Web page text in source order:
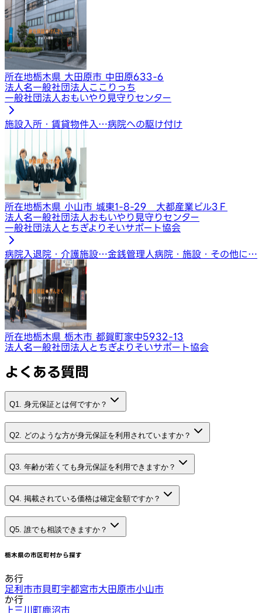
所在地栃木県 大田原市 中田原633-6
法人名一般社団法人ここりっち
一般社団法人おもいやり見守りセンター
施設入所・賃貸物件入…病院への駆け付け
所在地栃木県 小山市 城東1-8-29 大都産業ビル3Ｆ
法人名一般社団法人おもいやり見守りセンター
一般社団法人とちぎよりそいサポート協会
病院入退院・介護施設…金銭管理人病院・施設・その他に…
所在地栃木県 栃木市 都賀町家中5932-13
法人名一般社団法人とちぎよりそいサポート協会
よくある質問
Q1. 身元保証とは何ですか？
Q2. どのような方が身元保証を利用されていますか？
Q3. 年齢が若くても身元保証を利用できますか？
Q4. 掲載されている価格は確定金額ですか？
Q5. 誰でも相談できますか？
栃木県の市区町村から探す
あ行
足利市市貝町宇都宮市大田原市小山市
か行
上三川町鹿沼市